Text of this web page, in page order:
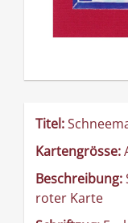
Titel:
Kartengrösse:
Beschreibung:
roter Karte